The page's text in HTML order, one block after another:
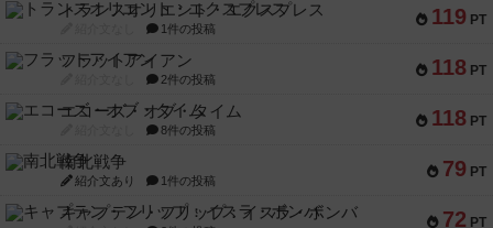
119 PT
トランスオリエント・エクスプレス
1件の投稿
118 PT
フラットアイアン
2件の投稿
118 PT
エコーズ・オブ・タイム
8件の投稿
79 PT
南北戦争
紹介文あり 1件の投稿
72 PT
キャプテン・フリップ：イスラ・ボンバ